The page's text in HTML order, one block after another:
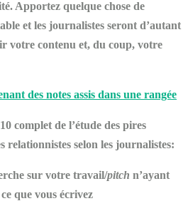
Apportez quelque chose de
et les journalistes seront d’autant
votre contenu et, du coup, votre
complet de l’étude des pires
relationnistes selon les journalistes:
sur votre travail/pitch n’ayant
que vous écrivez